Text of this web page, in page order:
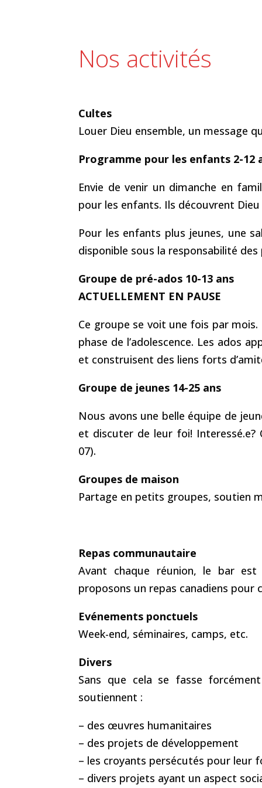
Nos activités
Cultes
Louer Dieu ensemble, un message
Programme pour les enfants 2-12
Envie de venir un dimanche en
pour les enfants. Ils découvrent Dieu
Pour les enfants plus jeunes, une
disponible sous la responsabilité des
Groupe de pré-ados 10-13 ans
ACTUELLEMENT EN PAUSE
Ce groupe se voit une fois par
phase de l’adolescence. Les ados
et construisent des liens forts
Groupe de jeunes 14-25 ans
Nous avons une belle équipe de
et discuter de leur foi! Interessé.e?
07).
Groupes de maison
Partage en petits groupes, soutien
Repas communautaire
Avant chaque réunion, le bar
proposons un repas canadiens pour
Evénements ponctuels
Week-end, séminaires, camps, etc.
Divers
Sans que cela se fasse
soutiennent :
– des œuvres humanitaires
– des projets de développement
– les croyants persécutés pour leur
– divers projets ayant un aspect